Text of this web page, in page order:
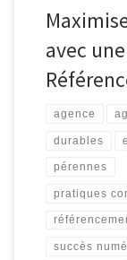
avec
agence
durables
pérennes
pratiques
succès